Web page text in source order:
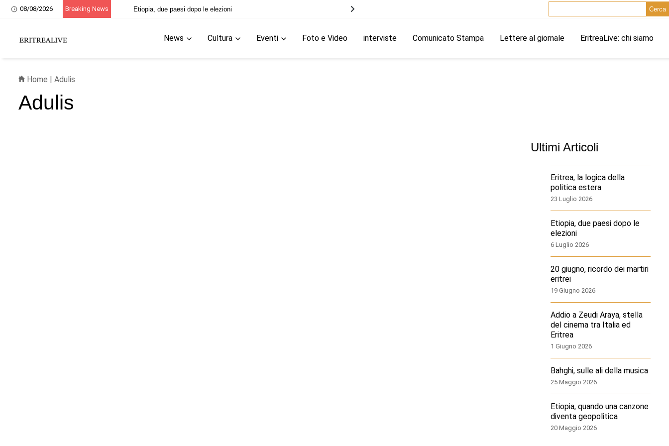
08/08/2026 Breaking News Etiopia, due paesi dopo le elezioni Cerca
News Cultura Eventi Foto e Video interviste Comunicato Stampa Lettere al giornale EritreaLive: chi siamo
Home | Adulis
Adulis
Ultimi Articoli
Eritrea, la logica della
politica estera
23 Luglio 2026
Etiopia, due paesi dopo le
elezioni
6 Luglio 2026
20 giugno, ricordo dei martiri
eritrei
19 Giugno 2026
Addio a Zeudi Araya, stella
del cinema tra Italia ed
Eritrea
1 Giugno 2026
Bahghi, sulle ali della musica
25 Maggio 2026
Etiopia, quando una canzone
diventa geopolitica
20 Maggio 2026